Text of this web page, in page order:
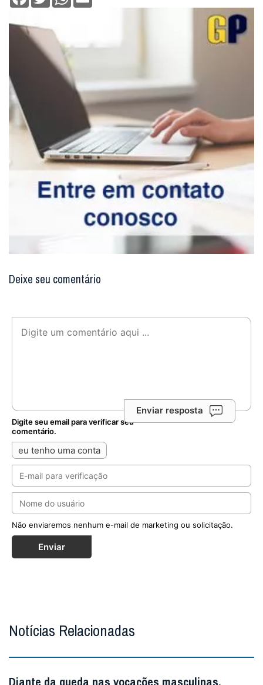
Deixe seu comentário
Enviar resposta
Digite seu email para verificar seu
comentário.
eu tenho uma conta
Não enviaremos nenhum e-mail de marketing ou solicitação.
Enviar
Notícias Relacionadas